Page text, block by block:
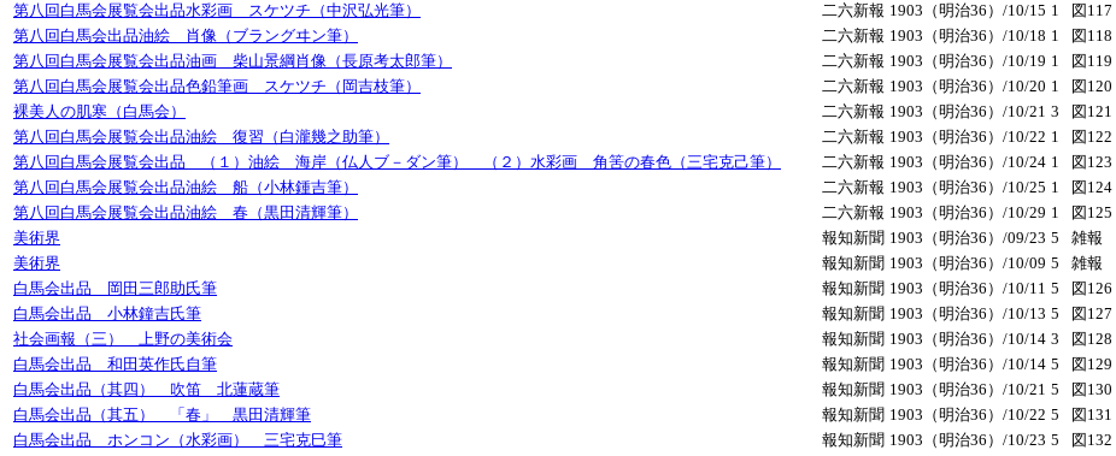
第八回白馬会展覧会出品水彩画 スケツチ（中沢弘光筆）
二六新報 1903（明治36）/10/15 1 図117
第八回白馬会出品油絵 肖像（ブラングヰン筆）
二六新報 1903（明治36）/10/18 1 図118
第八回白馬会展覧会出品油画 柴山景綱肖像（長原考太郎筆）
二六新報 1903（明治36）/10/19 1 図119
第八回白馬会展覧会出品色鉛筆画 スケツチ（岡吉枝筆）
二六新報 1903（明治36）/10/20 1 図120
裸美人の肌寒（白馬会）
二六新報 1903（明治36）/10/21 3 図121
第八回白馬会展覧会出品油絵 復習（白瀧幾之助筆）
二六新報 1903（明治36）/10/22 1 図122
第八回白馬会展覧会出品 （１）油絵 海岸（仏人ブ－ダン筆） （２）水彩画 角筈の春色（三宅克己筆）
二六新報 1903（明治36）/10/24 1 図123
第八回白馬会展覧会出品油絵 船（小林鍾吉筆）
二六新報 1903（明治36）/10/25 1 図124
第八回白馬会展覧会出品油絵 春（黒田清輝筆）
二六新報 1903（明治36）/10/29 1 図125
美術界
報知新聞 1903（明治36）/09/23 5 雑報
美術界
報知新聞 1903（明治36）/10/09 5 雑報
白馬会出品 岡田三郎助氏筆
報知新聞 1903（明治36）/10/11 5 図126
白馬会出品 小林鐘吉氏筆
報知新聞 1903（明治36）/10/13 5 図127
社会画報（三） 上野の美術会
報知新聞 1903（明治36）/10/14 3 図128
白馬会出品 和田英作氏自筆
報知新聞 1903（明治36）/10/14 5 図129
白馬会出品（其四） 吹笛 北蓮蔵筆
報知新聞 1903（明治36）/10/21 5 図130
白馬会出品（其五） 「春」 黒田清輝筆
報知新聞 1903（明治36）/10/22 5 図131
白馬会出品 ホンコン（水彩画） 三宅克巳筆
報知新聞 1903（明治36）/10/23 5 図132